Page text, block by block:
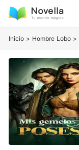
Inicio > Hombre Lobo >